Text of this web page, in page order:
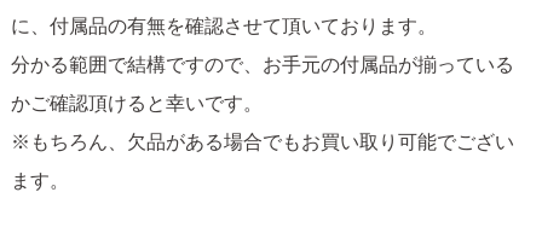
に、付属品の有無を確認させて頂いております。
分かる範囲で結構ですので、お手元の付属品が揃っている
かご確認頂けると幸いです。
※もちろん、欠品がある場合でもお買い取り可能でござい
ます。